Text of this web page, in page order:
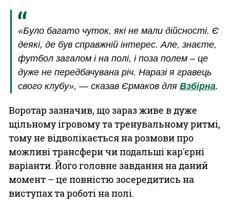
«Було багато чуток, які не мали дійсності. Є
деякі, де був справжній інтерес. Але, знаєте,
футбол загалом і на полі, і поза полем – це
дуже не передбачувана річ. Наразі я гравець
свого клубу», — сказав Єрмаков для Взбірна.
Воротар зазначив, що зараз живе в дуже
щільному ігровому та тренувальному ритмі,
тому не відволікається на розмови про
можливі трансфери чи подальші кар'єрні
варіанти. Його головне завдання на даний
момент – це повністю зосередитись на
виступах та роботі на полі.